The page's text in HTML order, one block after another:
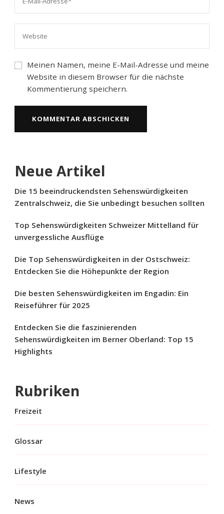
Meinen Namen, meine E-Mail-Adresse und meine
Website in diesem Browser für die nächste
Kommentierung speichern.
Neue Artikel
Die 15 beeindruckendsten Sehenswürdigkeiten
Zentralschweiz, die Sie unbedingt besuchen sollten
Top Sehenswürdigkeiten Schweizer Mittelland für
unvergessliche Ausflüge
Die Top Sehenswürdigkeiten in der Ostschweiz:
Entdecken Sie die Höhepunkte der Region
Die besten Sehenswürdigkeiten im Engadin: Ein
Reiseführer für 2025
Entdecken Sie die faszinierenden
Sehenswürdigkeiten im Berner Oberland: Top 15
Highlights
Rubriken
Freizeit
Glossar
Lifestyle
News